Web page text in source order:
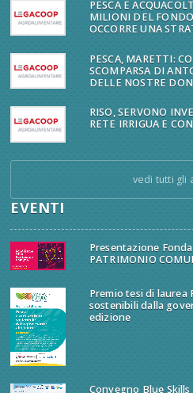
PESCA E
MILIONI DEL
OCCORRE UNA
PESCA, MARETTI:
SCOMPARSA DI
DELLE NOSTRE
RISO, SERVONO
RETE IRRIGUA E
vedi tutti gli
EVENTI
Presentazione
PATRIMONIO
Premio tesi di laurea
sostenibili dalla
edizione
Convegno Blue